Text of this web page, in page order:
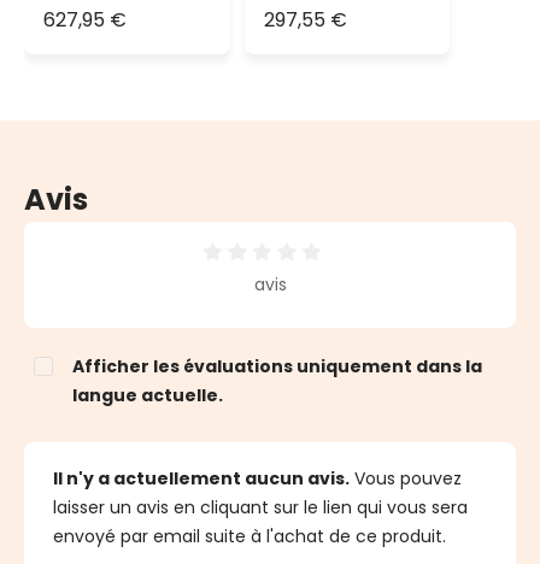
led blanc chaud
627,95 €
double face,
297,55 €
Avis
Note moyenne de 0 sur 5 étoiles
avis
Afficher les évaluations uniquement dans la
langue actuelle.
Il n'y a actuellement aucun avis. Vous pouvez
laisser un avis en cliquant sur le lien qui vous sera
envoyé par email suite à l'achat de ce produit.